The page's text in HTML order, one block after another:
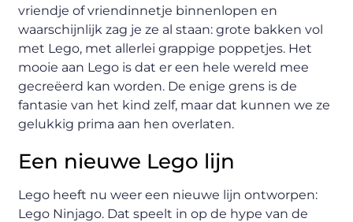
vriendje of vriendinnetje binnenlopen en
waarschijnlijk zag je ze al staan: grote bakken vol
met Lego, met allerlei grappige poppetjes. Het
mooie aan Lego is dat er een hele wereld mee
gecreëerd kan worden. De enige grens is de
fantasie van het kind zelf, maar dat kunnen we ze
gelukkig prima aan hen overlaten.
Een nieuwe Lego lijn
Lego heeft nu weer een nieuwe lijn ontworpen:
Lego Ninjago. Dat speelt in op de hype van de